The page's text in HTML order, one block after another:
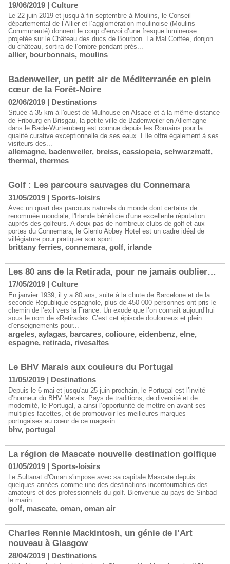
19/06/2019 | Culture
Le 22 juin 2019 et jusqu’à fin septembre à Moulins, le Conseil
départemental de l’Allier et l’agglomération moulinoise (Moulins
Communauté) donnent le coup d’envoi d’une fresque lumineuse
projetée sur le Château des ducs de Bourbon. La Mal Coiffée, donjon
du château, sortira de l’ombre pendant près...
allier, bourbonnais, moulins
Badenweiler, un petit air de Méditerranée en plein
cœur de la Forêt-Noire
02/06/2019 | Destinations
Située à 35 km à l'ouest de Mulhouse en Alsace et à la même distance
de Fribourg en Brisgau, la petite ville de Badenweiler en Allemagne
dans le Bade-Wurtemberg est connue depuis les Romains pour la
qualité curative exceptionnelle de ses eaux. Elle offre également à ses
visiteurs des...
allemagne, badenweiler, breiss, cassiopeia, schwarzmatt,
thermal, thermes
Golf : Les parcours sauvages du Connemara
31/05/2019 | Sports-loisirs
Avec un quart des parcours naturels du monde dont certains de
renommée mondiale, l'Irlande bénéficie d'une excellente réputation
auprès des golfeurs. A deux pas de nombreux clubs de golf et aux
portes du Connemara, le Glenlo Abbey Hotel est un cadre idéal de
villégiature pour pratiquer son sport...
brittany ferries, connemara, golf, irlande
Les 80 ans de la Retirada, pour ne jamais oublier…
17/05/2019 | Culture
En janvier 1939, il y a 80 ans, suite à la chute de Barcelone et de la
seconde République espagnole, plus de 450 000 personnes ont pris le
chemin de l’exil vers la France. Un exode que l’on connaît aujourd’hui
sous le nom de «Retirada». C’est cet épisode douloureux et plein
d’enseignements pour...
argeles, aylagas, barcares, colioure, eidenbenz, elne,
espagne, retirada, rivesaltes
Le BHV Marais aux couleurs du Portugal
11/05/2019 | Destinations
Depuis le 6 mai et jusqu'au 25 juin prochain, le Portugal est l’invité
d’honneur du BHV Marais. Pays de traditions, de diversité et de
modernité, le Portugal, a ainsi l’opportunité de mettre en avant ses
multiples facettes, et de promouvoir les meilleures marques
portugaises au cœur de ce magasin...
bhv, portugal
La région de Mascate nouvelle destination golfique
01/05/2019 | Sports-loisirs
Le Sultanat d'Oman s'impose avec sa capitale Mascate depuis
quelques années comme une des destinations incontournables des
amateurs et des professionnels du golf. Bienvenue au pays de Sinbad
le marin…
golf, mascate, oman, oman air
Charles Rennie Mackintosh, un génie de l’Art
nouveau à Glasgow
28/04/2019 | Destinations